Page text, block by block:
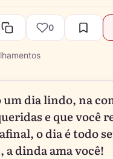
0
um dia lindo, na
e que você
o dia é todo
a dinda ama você!